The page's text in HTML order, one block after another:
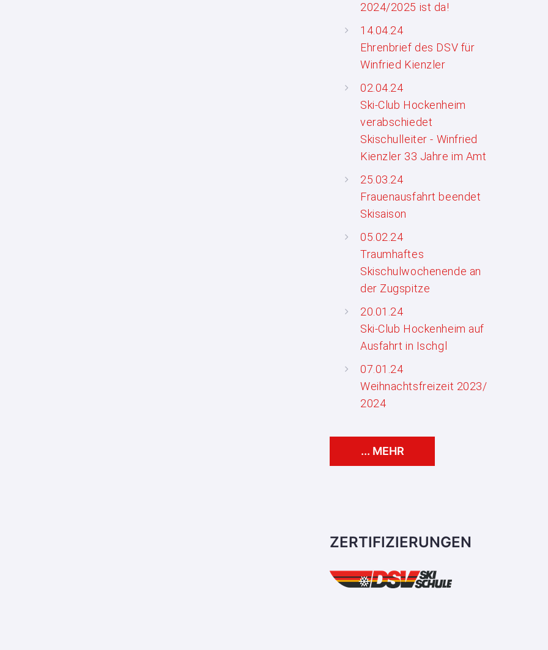
2024/2025 ist da!
14.04.24
Ehrenbrief des DSV für
Winfried Kienzler
02.04.24
Ski-Club Hockenheim
verabschiedet
Skischulleiter - Winfried
Kienzler 33 Jahre im Amt
25.03.24
Frauenausfahrt beendet
Skisaison
05.02.24
Traumhaftes
Skischulwochenende an
der Zugspitze
20.01.24
Ski-Club Hockenheim auf
Ausfahrt in Ischgl
07.01.24
Weihnachtsfreizeit 2023/
2024
... MEHR
ZERTIFIZIERUNGEN